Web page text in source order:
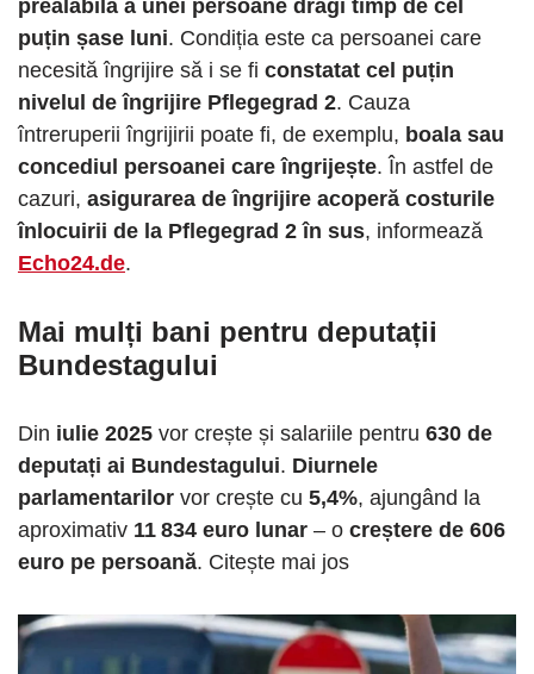
prealabilă a unei persoane dragi timp de cel
puțin șase luni. Condiția este ca persoanei care
necesită îngrijire să i se fi constatat cel puțin
nivelul de îngrijire Pflegegrad 2. Cauza
întreruperii îngrijirii poate fi, de exemplu, boala sau
concediul persoanei care îngrijește. În astfel de
cazuri, asigurarea de îngrijire acoperă costurile
înlocuirii de la Pflegegrad 2 în sus, informează
Echo24.de.
Mai mulți bani pentru deputații
Bundestagului
Din iulie 2025 vor crește și salariile pentru 630 de
deputați ai Bundestagului. Diurnele
parlamentarilor vor crește cu 5,4%, ajungând la
aproximativ 11 834 euro lunar – o creștere de 606
euro pe persoană. Citește mai jos